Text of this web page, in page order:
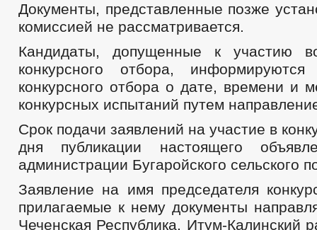
Документы, представленные позже
комиссией не рассматривается.
Кандидаты, допущенные к участию
конкурсного отбора, информируются
конкурсного отбора о дате, времени и
конкурсных испытаний путем
Срок подачи заявлений на участие в
дня публикации настоящего
администрации Бугаройского сельского
Заявление на имя председателя
прилагаемые к нему документы
Чеченская Республика, Итум-Калинский